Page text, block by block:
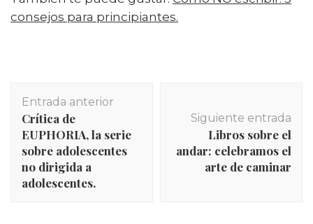
consejos para principiantes.
de
entradas
Entrada anterior
Crítica de
EUPHORIA, la serie
sobre adolescentes
no dirigida a
adolescentes.
Siguiente entrada
Libros sobre el
andar: celebramos el
arte de caminar